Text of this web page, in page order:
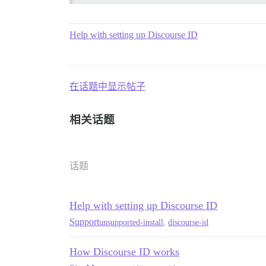
Help with setting up Discourse ID
在话题中显示帖子
相关话题
话题
Help with setting up Discourse ID
Supportunsupported-install discourse-id
How Discourse ID works